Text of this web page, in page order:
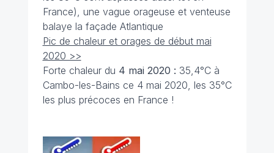
France), une vague orageuse et venteuse
balaye la façade Atlantique
Pic de chaleur et orages de début mai
2020 >>
Forte chaleur du 4 mai 2020 : 35,4°C à
Cambo-les-Bains ce 4 mai 2020, les 35°C
les plus précoces en France !